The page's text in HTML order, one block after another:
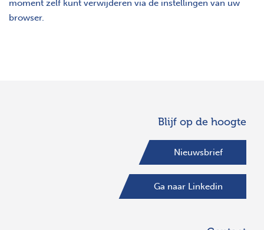
moment zelf kunt verwijderen via de instellingen van uw
browser.
Blijf op de hoogte
Nieuwsbrief
Ga naar Linkedin